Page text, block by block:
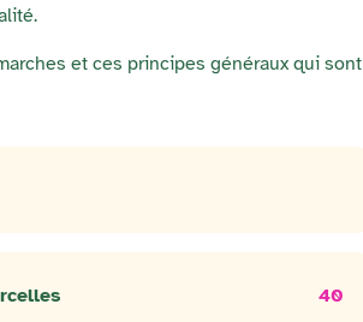
et ces principes généraux qui sont
40